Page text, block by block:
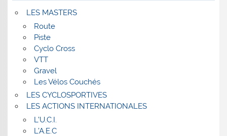
LES MASTERS
Route
Piste
Cyclo Cross
VTT
Gravel
Les Vélos Couchés
LES CYCLOSPORTIVES
LES ACTIONS INTERNATIONALES
L’U.C.I.
L’A.E.C